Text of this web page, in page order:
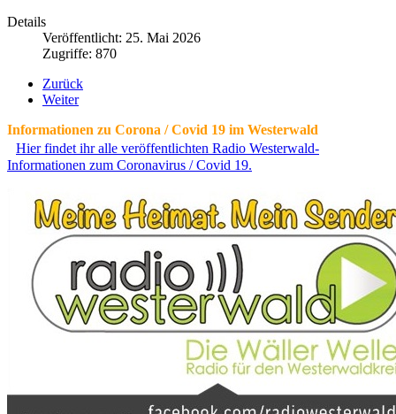
Details
Veröffentlicht: 25. Mai 2026
Zugriffe: 870
Zurück
Weiter
Informationen zu Corona / Covid 19 im Westerwald
Hier findet ihr alle veröffentlichten Radio Westerwald-
Informationen zum Coronavirus / Covid 19.